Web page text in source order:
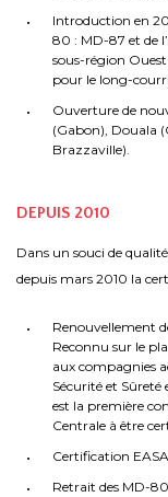
Introduction en
80 : MD-87 et de
sous-région
pour le long-
Ouverture de
(Gabon), Douala
Brazzaville).
DEPUIS 2010
Dans un souci de
depuis mars 2010 la
Renouvellement
Reconnu sur le
aux compagnies
Sécurité et
est la première
Centrale à être
Certification
Retrait des MD-